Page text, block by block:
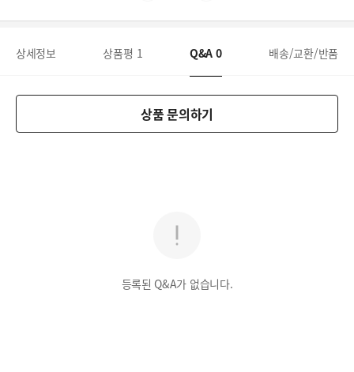
상세정보 상품평 1 Q&A 0 배송/교환/반품
상품 문의하기
등록된 Q&A가 없습니다.